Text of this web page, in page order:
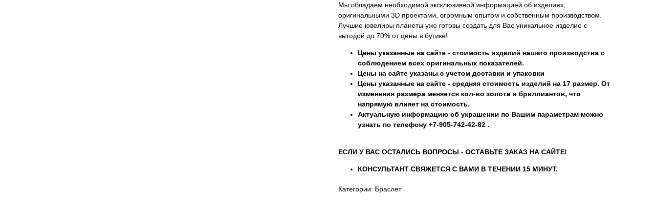
Мы обладаем необходимой эксклюзивной информацией об изделиях,
оригинальными 3D проектами, огромным опытом и собственным производством.
Лучшие ювелиры планеты уже готовы создать для Вас уникальное изделие с
выгодой до 70% от цены в бутике!
Цены указанные на сайте - стоимость изделий нашего производства с
соблюдением всех оригинальных показателей.
Цены на сайте указаны с учетом доставки и упаковки
Цены указанные на сайте - средняя стоимость изделий на 17 размер. От
изменения размера меняется кол-во золота и бриллиантов, что
напрямую влияет на стоимость.
Актуальную информацию об украшении по Вашим параметрам можно
узнать по телефону +7-905-742-42-82 .
ЕСЛИ У ВАС ОСТАЛИСЬ ВОПРОСЫ - ОСТАВЬТЕ ЗАКАЗ НА САЙТЕ!
КОНСУЛЬТАНТ СВЯЖЕТСЯ С ВАМИ В ТЕЧЕНИИ 15 МИНУТ.
Категории: Браслет